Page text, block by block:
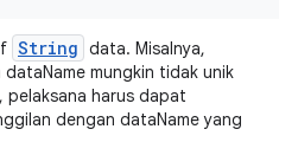
String data. Misalnya,
mungkin tidak unik
pelaksana harus dapat
dengan dataName yang